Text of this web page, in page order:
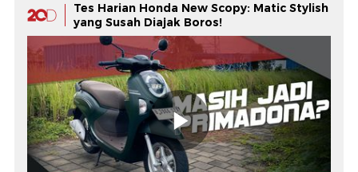
Tes Harian Honda New Scopy: Matic Stylish
yang Susah Diajak Boros!